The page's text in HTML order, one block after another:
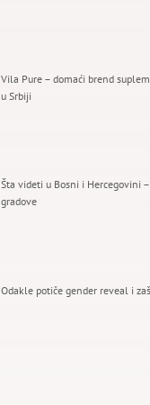
Vila Pure – domaći brend
u Srbiji
Šta videti u Bosni i Hercegovini
gradove
Odakle potiče gender reveal i